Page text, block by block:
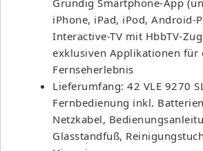
iPhone, iPad, iPod, Android-
Interactive-TV mit HbbTV-
exklusiven Applikationen für
Fernseherlebnis
Lieferumfang: 42 VLE 9270
Fernbedienung inkl.
Netzkabel,
Glasstandfuß,